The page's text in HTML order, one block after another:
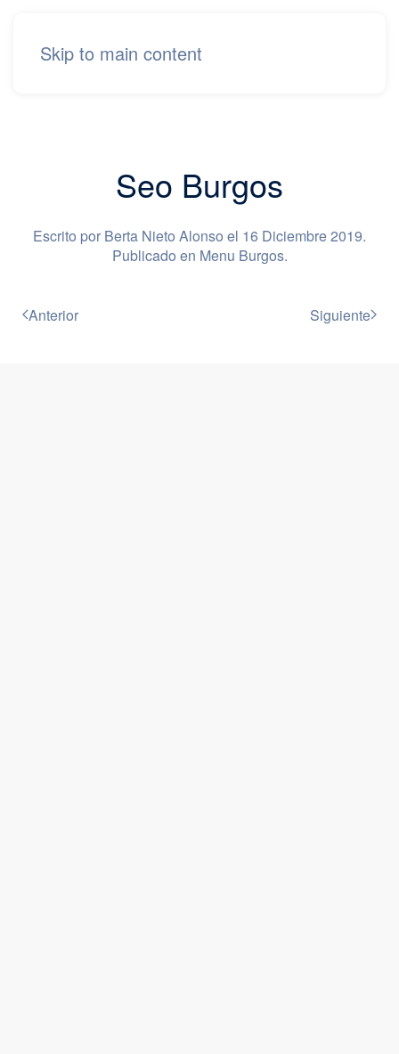
Skip to main content
Seo Burgos
Escrito por Berta Nieto Alonso el 16 Diciembre 2019.
Publicado en Menu Burgos.
Anterior Siguiente